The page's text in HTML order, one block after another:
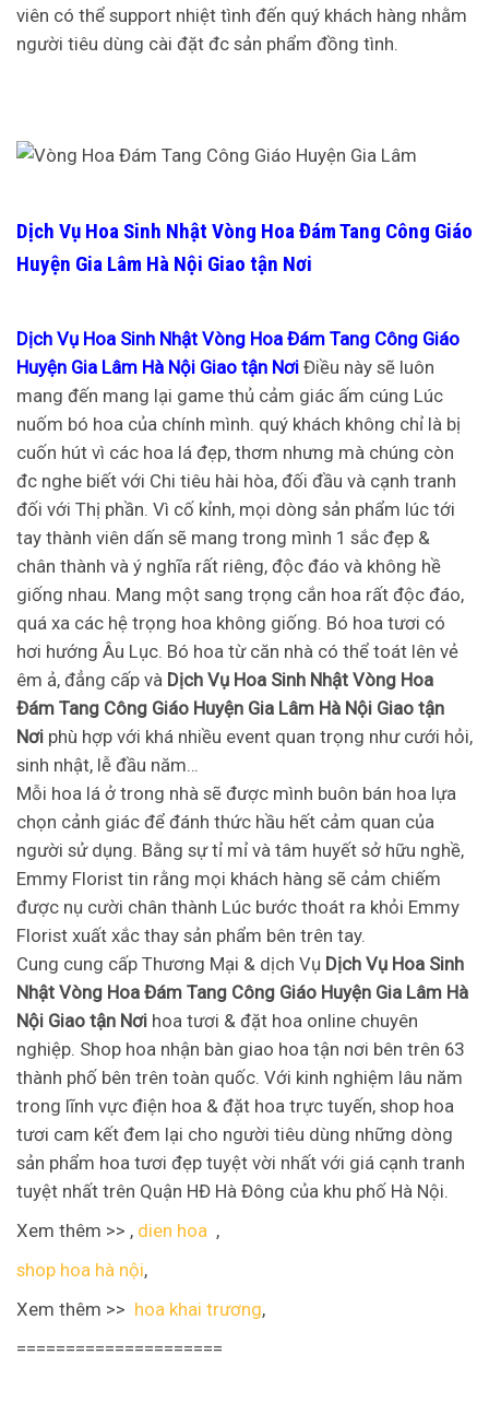
viên có thể support nhiệt tình đến quý khách hàng nhằm
người tiêu dùng cài đặt đc sản phẩm đồng tình.
Dịch Vụ Hoa Sinh Nhật Vòng Hoa Đám Tang Công Giáo
Huyện Gia Lâm Hà Nội Giao tận Nơi
Dịch Vụ Hoa Sinh Nhật Vòng Hoa Đám Tang Công Giáo
Huyện Gia Lâm Hà Nội Giao tận Nơi Điều này sẽ luôn
mang đến mang lại game thủ cảm giác ấm cúng Lúc
nuốm bó hoa của chính mình. quý khách không chỉ là bị
cuốn hút vì các hoa lá đẹp, thơm nhưng mà chúng còn
đc nghe biết với Chi tiêu hài hòa, đối đầu và cạnh tranh
đối với Thị phần. Vì cố kỉnh, mọi dòng sản phẩm lúc tới
tay thành viên dấn sẽ mang trong mình 1 sắc đẹp &
chân thành và ý nghĩa rất riêng, độc đáo và không hề
giống nhau. Mang một sang trọng cắn hoa rất độc đáo,
quá xa các hệ trọng hoa không giống. Bó hoa tươi có
hơi hướng Âu Lục. Bó hoa từ căn nhà có thể toát lên vẻ
êm ả, đẳng cấp và Dịch Vụ Hoa Sinh Nhật Vòng Hoa
Đám Tang Công Giáo Huyện Gia Lâm Hà Nội Giao tận
Nơi phù hợp với khá nhiều event quan trọng như cưới hỏi,
sinh nhật, lễ đầu năm…
Mỗi hoa lá ở trong nhà sẽ được mình buôn bán hoa lựa
chọn cảnh giác để đánh thức hầu hết cảm quan của
người sử dụng. Bằng sự tỉ mỉ và tâm huyết sở hữu nghề,
Emmy Florist tin rằng mọi khách hàng sẽ cảm chiếm
được nụ cười chân thành Lúc bước thoát ra khỏi Emmy
Florist xuất xắc thay sản phẩm bên trên tay.
Cung cung cấp Thương Mại & dịch Vụ Dịch Vụ Hoa Sinh
Nhật Vòng Hoa Đám Tang Công Giáo Huyện Gia Lâm Hà
Nội Giao tận Nơi hoa tươi & đặt hoa online chuyên
nghiệp. Shop hoa nhận bàn giao hoa tận nơi bên trên 63
thành phố bên trên toàn quốc. Với kinh nghiệm lâu năm
trong lĩnh vực điện hoa & đặt hoa trực tuyến, shop hoa
tươi cam kết đem lại cho người tiêu dùng những dòng
sản phẩm hoa tươi đẹp tuyệt vời nhất với giá cạnh tranh
tuyệt nhất trên Quận HĐ Hà Đông của khu phố Hà Nội.
Xem thêm >> , dien hoa ,
shop hoa hà nội,
Xem thêm >> hoa khai trương,
=====================